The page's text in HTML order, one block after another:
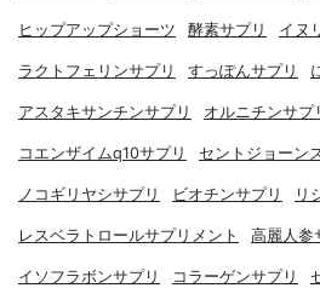
ヒップアップショーツ 酵素サプリ イヌ
ラクトフェリンサプリ すっぽんサプリ
アスタキサンチンサプリ オルニチンサプ
コエンザイムq10サプリ セントジョーン
ノコギリヤシサプリ ビオチンサプリ リ
レスベラトロールサプリメント 高麗人参
イソフラボンサプリ コラーゲンサプリ